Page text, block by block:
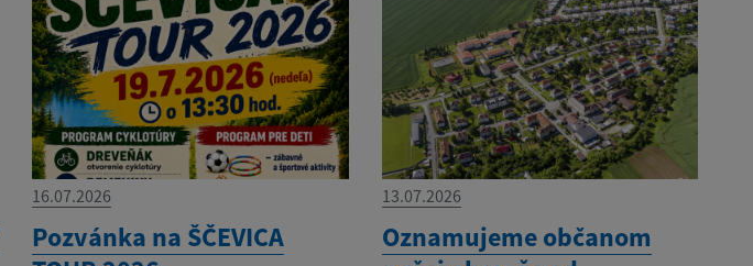
16.07.2026
Pozvánka na ŠČEVICA
13.07.2026
Oznamujeme občanom